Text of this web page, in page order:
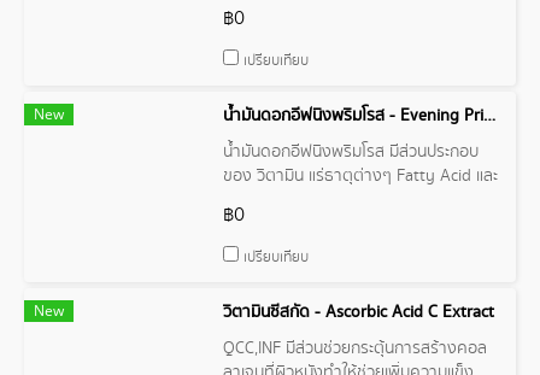
ไลโคปีน-เบต้าแคโรทีน
฿0
เปรียบเทียบ
New
น้ำมันดอกอีฟนิงพริมโรส - Evening Primrose Oil Organic
น้ำมันดอกอีฟนิงพริมโรส มีส่วนประกอบ
ของ วิตามิน แร่ธาตุต่างๆ Fatty Acid และ
฿0
เปรียบเทียบ
New
วิตามินซีสกัด - Ascorbic Acid C Extract
QCC,INF มีส่วนช่วยกระตุ้นการสร้างคอล